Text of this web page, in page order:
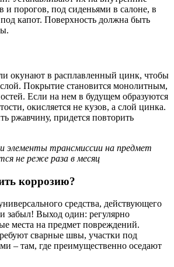
и порогов, под сиденьями в салоне, в
капот. Поверхность должна быть
окунают в расплавленный цинк, чтобы
Покрытие становится монолитным,
Если на нем в будущем образуются
окисляется не кузов, а слой цинка.
ржавчину, придется повторить
элементы трансмиссии на предмет
не реже раза в месяц
коррозию?
средства, действующего
забыл! Выход один: регулярно
места на предмет повреждений.
сварные швы, участки под
– там, где преимущественно оседают